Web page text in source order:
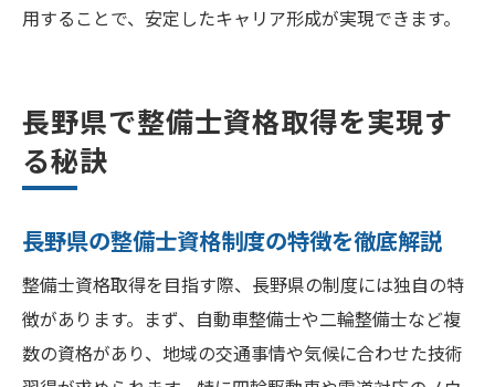
向
長野県で理想のキャリアを築く整備士の未来
長野県で整備士として働く魅力とやりがい
立つ理由
自動車業界の変化と整備士の役割の進化
地域社会に貢献する整備士の新しい働き方
最新技術が求められる整備士の将来展望
用することで、安定したキャリア形成が実現できます。
長野県で整備士資格取得を実現す
る秘訣
長野県の整備士資格制度の特徴を徹底解説
整備士資格取得を目指す際、長野県の制度には独自の特
徴があります。まず、自動車整備士や二輪整備士など複
数の資格があり、地域の交通事情や気候に合わせた技術